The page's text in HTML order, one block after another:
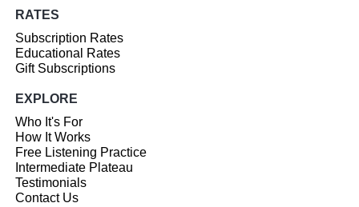
RATES
Subscription Rates
Educational Rates
Gift Subscriptions
EXPLORE
Who It's For
How It Works
Free Listening Practice
Intermediate Plateau
Testimonials
Contact Us